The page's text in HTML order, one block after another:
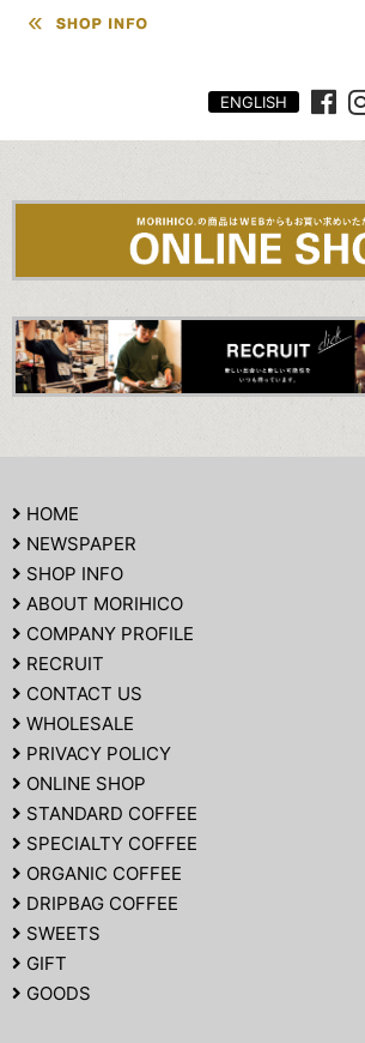
れたなら伝統料理のビスクをぜひ。
殻類が旬を繋いでいく、海に囲まれた北海道
バターと煮詰めたチェリー酒が芳醇に香る。
の末、シェフがたどり着いたスペシャリテ。う
幸をご賞味あれ。
ENGLISH
HOME
NEWSPAPER
SHOP INFO
ABOUT MORIHICO
COMPANY PROFILE
RECRUIT
CONTACT US
WHOLESALE
PRIVACY POLICY
ONLINE SHOP
STANDARD COFFEE
SPECIALTY COFFEE
ORGANIC COFFEE
DRIPBAG COFFEE
SWEETS
GIFT
GOODS